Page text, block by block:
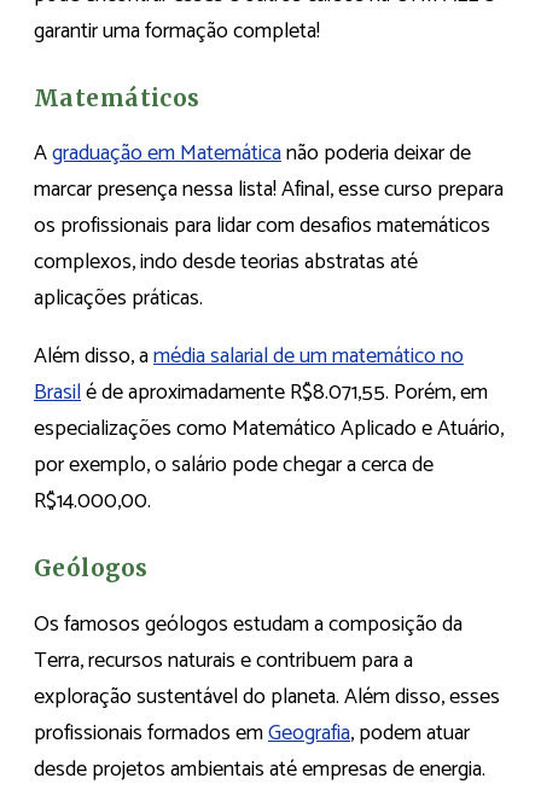
garantir uma formação completa!
Matemáticos
Agraduação em Matemáticanão poderia deixar de
marcar presença nessa lista! Afinal, esse curso prepara
os profissionais para lidar com desafios matemáticos
complexos, indo desde teorias abstratas até
aplicações práticas.
Além disso, amédia salarial de um matemático no
Brasilé de aproximadamente R$8.071,55. Porém, em
especializações como Matemático Aplicado e Atuário,
por exemplo, o salário pode chegar a cerca de
R$14.000,00.
Geólogos
Os famosos geólogos estudam a composição da
Terra, recursos naturais e contribuem para a
exploração sustentável do planeta. Além disso, esses
profissionais formados emGeografia, podem atuar
desde projetos ambientais até empresas de energia.